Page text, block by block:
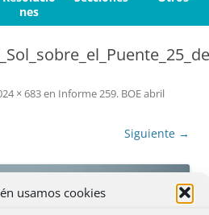
usamos cookies
nes
× 683en Informe 259. BOE abril
Siguiente →